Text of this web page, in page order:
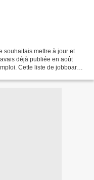
souhaitais mettre à jour et
déjà publiée en août
Cette liste de jobboards